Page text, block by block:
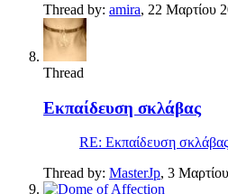
Thread by: amira, 22 Μαρτίου
Thread
Εκπαίδευση σκλάβας
RE: Εκπαίδευση
Thread by: MasterJp, 3